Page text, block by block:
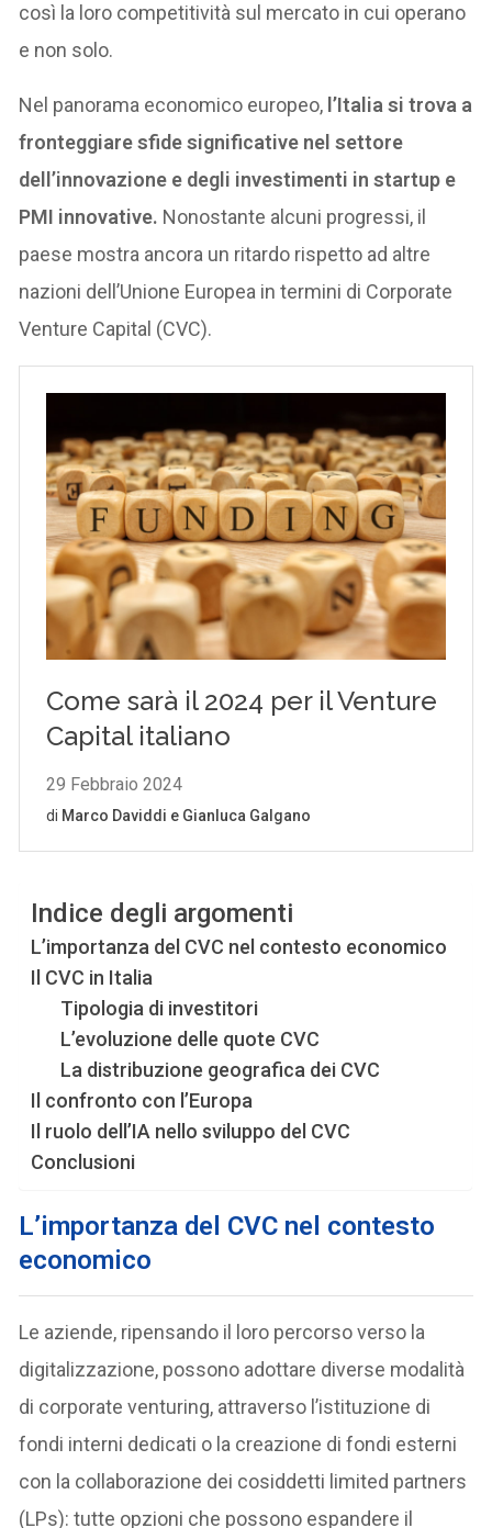
così la loro competitività sul mercato in cui operano
e non solo.
Nel panorama economico europeo, l’Italia si trova a
fronteggiare sfide significative nel settore
dell’innovazione e degli investimenti in startup e
PMI innovative. Nonostante alcuni progressi, il
paese mostra ancora un ritardo rispetto ad altre
nazioni dell’Unione Europea in termini di Corporate
Venture Capital (CVC).
Indice degli argomenti
L’importanza del CVC nel contesto economico
Il CVC in Italia
Tipologia di investitori
L’evoluzione delle quote CVC
La distribuzione geografica dei CVC
Il confronto con l’Europa
Il ruolo dell’IA nello sviluppo del CVC
Conclusioni
L’importanza del CVC nel contesto
economico
Le aziende, ripensando il loro percorso verso la
digitalizzazione, possono adottare diverse modalità
di corporate venturing, attraverso l’istituzione di
fondi interni dedicati o la creazione di fondi esterni
con la collaborazione dei cosiddetti limited partners
(LPs): tutte opzioni che possono espandere il